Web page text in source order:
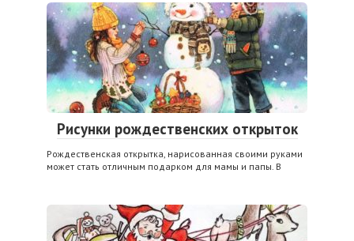
Рисунки рождественских открыток
Рождественская открытка, нарисованная своими руками
может стать отличным подарком для мамы и папы. В